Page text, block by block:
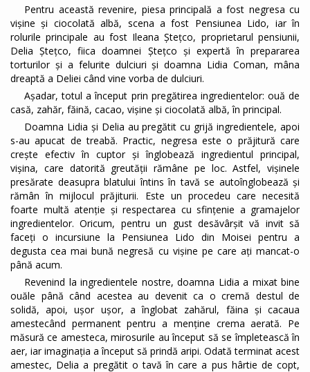
Pentru această revenire, piesa principală a fost negresa cu
vișine și ciocolată albă, scena a fost Pensiunea Lido, iar în
rolurile principale au fost Ileana Ștețco, proprietarul pensiunii,
Delia Ștețco, fiica doamnei Ștețco și expertă în prepararea
torturilor și a felurite dulciuri și doamna Lidia Coman, mâna
dreaptă a Deliei când vine vorba de dulciuri.
Așadar, totul a început prin pregătirea ingredientelor: ouă de
casă, zahăr, făină, cacao, vișine și ciocolată albă, în principal.
Doamna Lidia și Delia au pregătit cu grijă ingredientele, apoi
s-au apucat de treabă. Practic, negresa este o prăjitură care
crește efectiv în cuptor și înglobează ingredientul principal,
vișina, care datorită greutății rămâne pe loc. Astfel, vișinele
presărate deasupra blatului întins în tavă se autoînglobează și
rămân în mijlocul prăjiturii. Este un procedeu care necesită
foarte multă atenție și respectarea cu sfințenie a gramajelor
ingredientelor. Oricum, pentru un gust desăvârșit vă invit să
faceți o incursiune la Pensiunea Lido din Moisei pentru a
degusta cea mai bună negresă cu vișine pe care ați mancat-o
până acum.
Revenind la ingredientele nostre, doamna Lidia a mixat bine
ouăle până când acestea au devenit ca o cremă destul de
solidă, apoi, ușor ușor, a înglobat zahărul, făina și cacaua
amestecând permanent pentru a menține crema aerată. Pe
măsură ce amesteca, mirosurile au început să se împletească în
aer, iar imaginația a început să prindă aripi. Odată terminat acest
amestec, Delia a pregătit o tavă în care a pus hârtie de copt,